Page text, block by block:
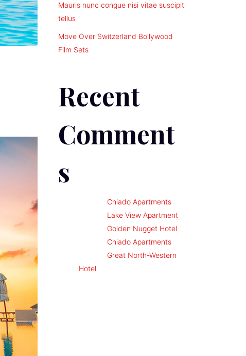
Mauris nunc congue nisi vitae suscipit
tellus
Move Over Switzerland Bollywood
Film Sets
Recent
Comment
s
Chiado Apartments
Lake View Apartment
Golden Nugget Hotel
Chiado Apartments
Great North-Western
Hotel